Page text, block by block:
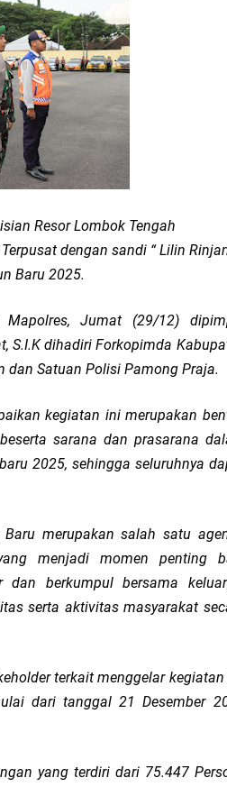
Polmas di Kelurahan Taman Sari
Warga Kibarkan Merah Putih
Narkotika dan Pil Exstasi
Amuk Masa
Bagi WBP Lapas Selong
Bendungan Meninting
Taman Perkuat Sinergitas
Narmada Siap Jaga Kondusivitas
Intensifkan fungsi Polmas
Bendera Merah Putih kepada Warga
Curian Dijual ke Lombok Tengah
Resor Lombok Tengah
dengan sandi “ Lilin
Baru 2025.
Jumat (29/12)
S.I.K dihadiri Forkopimda
dan Satuan Polisi Pamong Praja.
kegiatan ini merupakan
sarana dan prasarana
2025, sehingga seluruhnya
merupakan salah satu
menjadi momen penting
dan berkumpul bersama
serta aktivitas masyarakat
terkait menggelar kegiatan
dari tanggal 21 Desember
yang terdiri dari 75.447